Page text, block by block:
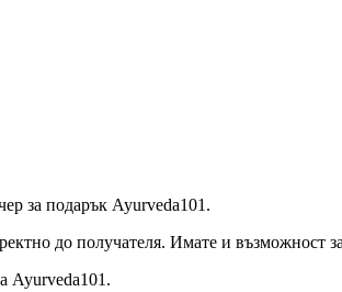
за подарък Ayurveda101.
до получателя. Имате и възможност
Ayurveda101.